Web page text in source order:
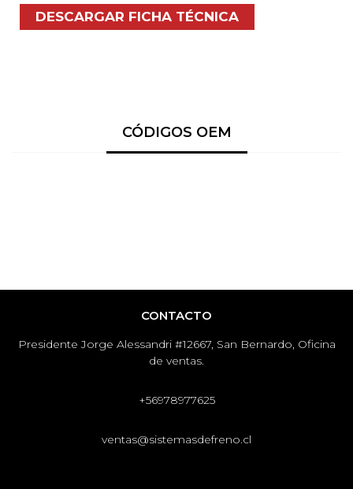
DESCARGAR FICHA TÉCNICA
CÓDIGOS OEM
CONTACTO
Presidente Jorge Alessandri #12667, San Bernardo, Oficina
de ventas.
+56978977625
ventas@sistemasdefreno.cl